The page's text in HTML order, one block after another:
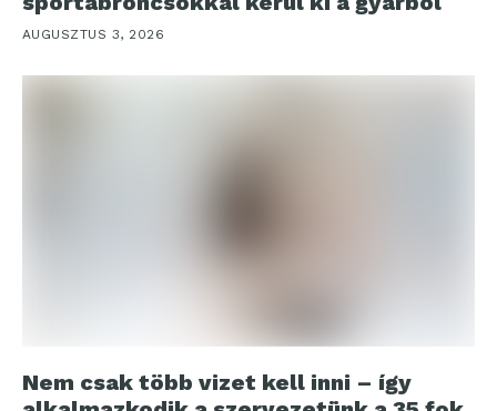
AUGUSZTUS 3, 2026
Nem csak több vizet kell inni – így